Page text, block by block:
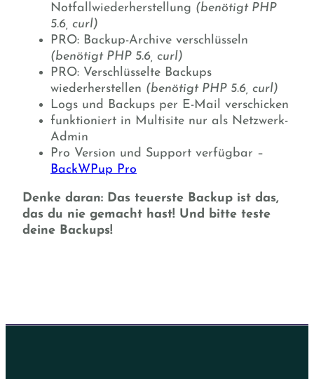
Notfallwiederherstellung (benötigt PHP
5.6, curl)
PRO: Backup-Archive verschlüsseln
(benötigt PHP 5.6, curl)
PRO: Verschlüsselte Backups
wiederherstellen (benötigt PHP 5.6, curl)
Logs und Backups per E-Mail verschicken
funktioniert in Multisite nur als Netzwerk-
Admin
Pro Version und Support verfügbar –
BackWPup Pro
Denke daran: Das teuerste Backup ist das,
das du nie gemacht hast! Und bitte teste
deine Backups!